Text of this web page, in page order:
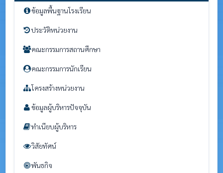
ข้อมูลพื้นฐานโรงเรียน
ประวัติหน่วยงาน
คณะกรรมการสถานศึกษา
คณะกรรมการนักเรียน
โครงสร้างหน่วยงาน
ข้อมูลผู้บริหารปัจจุบัน
ทำเนียบผู้บริหาร
วิสัยทัศน์
พันธกิจ